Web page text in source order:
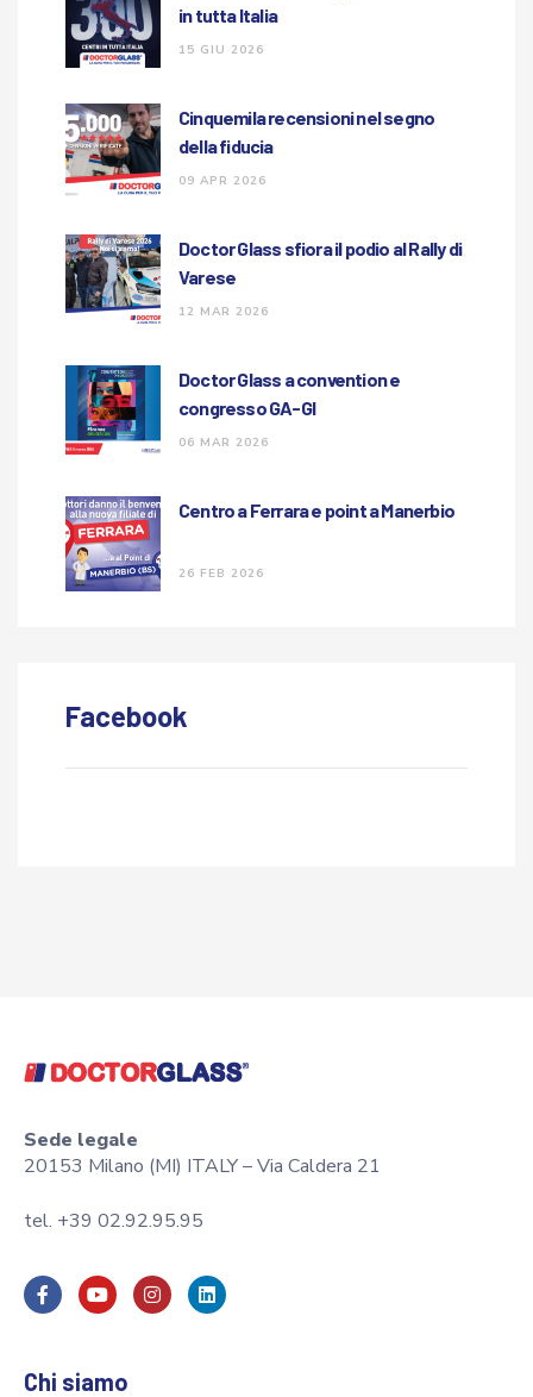
in tutta Italia
15 GIU 2026
Cinquemila recensioni nel segno
della fiducia
09 APR 2026
Doctor Glass sfiora il podio al Rally di
Varese
12 MAR 2026
Doctor Glass a convention e
congresso GA-GI
06 MAR 2026
Centro a Ferrara e point a Manerbio
26 FEB 2026
Facebook
Sede legale
20153 Milano (MI) ITALY – Via Caldera 21
tel. +39 02.92.95.95
Chi siamo